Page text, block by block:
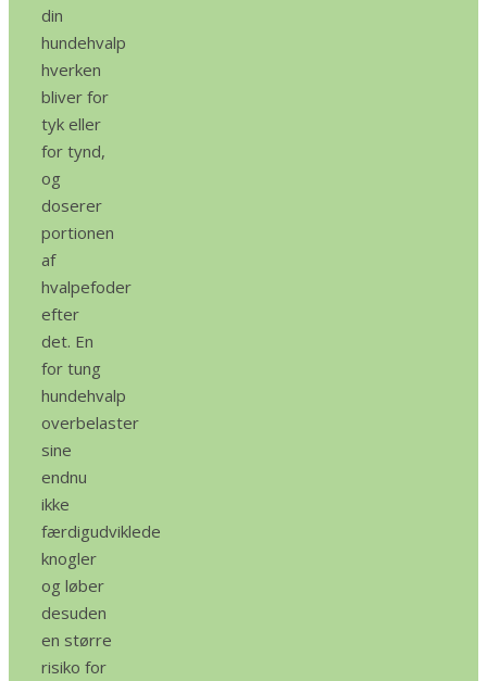
din
hundehvalp
hverken
bliver for
tyk eller
for tynd,
og
doserer
portionen
af
hvalpefoder
efter
det. En
for tung
hundehvalp
overbelaster
sine
endnu
ikke
færdigudviklede
knogler
og løber
desuden
en større
risiko for